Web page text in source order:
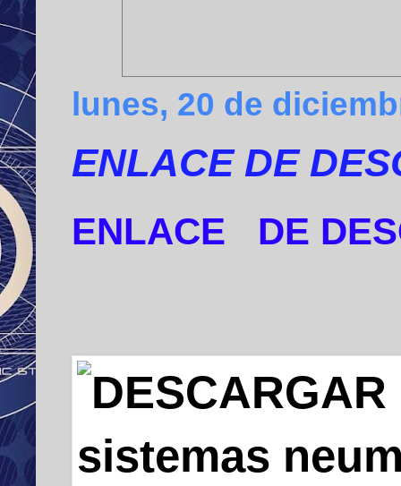
lunes, 20 de
ENLACE DE
ENLACE DE